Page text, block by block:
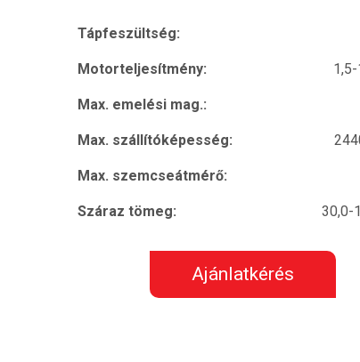
Tápfeszültség:
Motorteljesítmény:
Max. emelési mag.:
Max. szállítóképesség:
Max. szemcseátmérő:
Száraz tömeg: 30,0-
Ajánlatkérés